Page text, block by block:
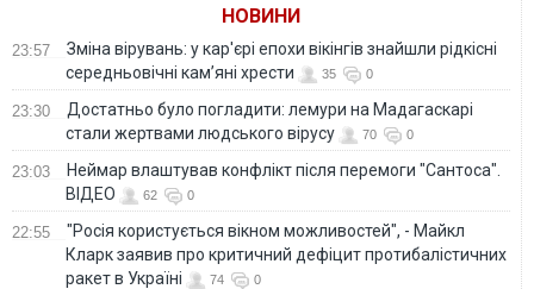
НОВИНИ
23:57
Зміна вірувань: у кар'єрі епохи вікінгів знайшли рідкісні
середньовічні кам’яні хрести
35 0
23:30
Достатньо було погладити: лемури на Мадагаскарі
стали жертвами людського вірусу
70 0
23:03
Неймар влаштував конфлікт після перемоги "Сантоса".
ВІДЕО
62 0
22:55
"Росія користується вікном можливостей", - Майкл
Кларк заявив про критичний дефіцит протибалістичних
ракет в Україні
74 0